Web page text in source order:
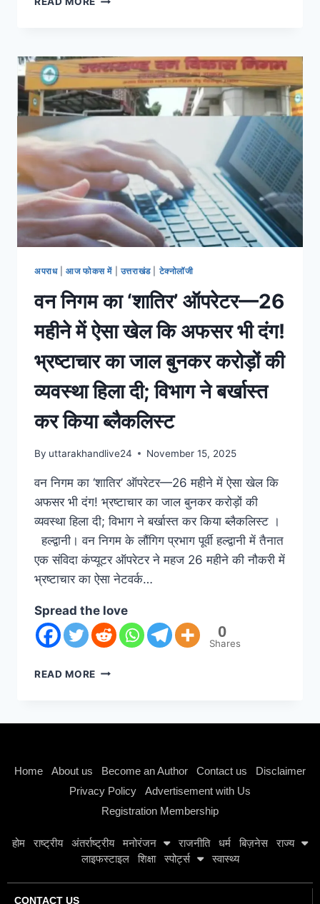
अपराध|आज फोकस में| उत्तराखंड| टेक्नोलॉजी
वन निगम का ‘शातिर’ ऑपरेटर—26
महीने में ऐसा खेल कि अफसर भी दंग!
भ्रष्टाचार का जाल बुनकर करोड़ों की
व्यवस्था हिला दी; विभाग ने बर्खास्त
कर किया ब्लैकलिस्ट
By uttarakhandlive24 November 15, 2025
वन निगम का ‘शातिर’ ऑपरेटर—26 महीने में ऐसा खेल कि
अफसर भी दंग! भ्रष्टाचार का जाल बुनकर करोड़ों की
व्यवस्था हिला दी; विभाग ने बर्खास्त कर किया ब्लैकलिस्ट ।
हल्द्वानी। वन निगम के लौंगिग प्रभाग पूर्वी हल्द्वानी में तैनात
एक संविदा कंप्यूटर ऑपरेटर ने महज 26 महीने की नौकरी में
भ्रष्टाचार का ऐसा नेटवर्क…
Spread the love
0
Shares
READ MORE
Home About us Become an Author Contact us
Disclaimer
Privacy Policy
Advertisement with Us
Registration Membership
होम राष्ट्रीय अंतर्राष्ट्रीय मनोरंजन राजनीति धर्म बिज़नेस
राज्य
लाइफस्टाइल
शिक्षा स्पोर्ट्स स्वास्थ्य
CONTACT US